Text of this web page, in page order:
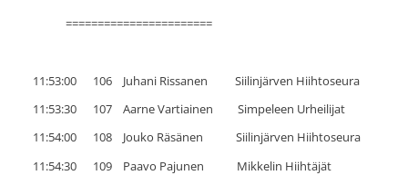
=======================
11:53:00 106 Juhani Rissanen Siilinjärven Hiihtoseura
11:53:30 107 Aarne Vartiainen Simpeleen Urheilijat
11:54:00 108 Jouko Räsänen Siilinjärven Hiihtoseura
11:54:30 109 Paavo Pajunen Mikkelin Hiihtäjät